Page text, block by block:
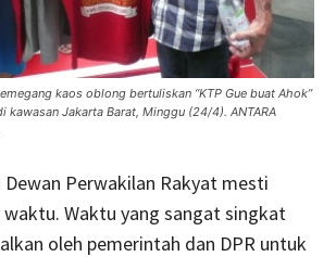
kaos oblong bertuliskan “KTP Gue buat Ahok”
kawasan Jakarta Barat, Minggu (24/4). ANTARA
Perwakilan Rakyat mesti
waktu. Waktu yang sangat singkat
oleh pemerintah dan DPR untuk